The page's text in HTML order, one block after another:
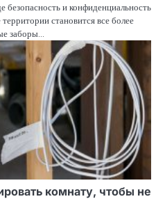
и конфиденциальность
становится все более
заборы…
комнату, чтобы не